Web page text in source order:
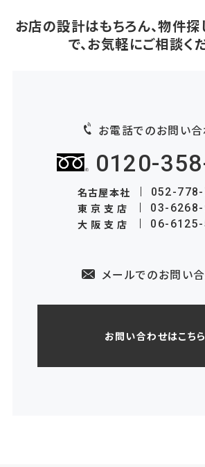
お店の設計はもちろん、物件
で、お気軽にご相談く
お電話でのお問い
0120-
名古屋本社 052-
東京支店 03-
大阪支店 06-
メールでのお問い
お問い合わせはこちら